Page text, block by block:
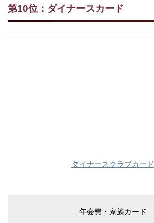
第10位：ダイナースカード
ダイナースクラブカード
年会費・家族カード